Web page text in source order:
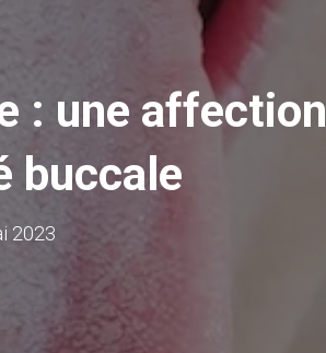
: une affection
buccale
2023